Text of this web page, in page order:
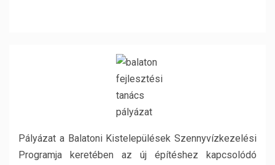
Pályázat a Balatoni Kistelepülések Szennyvízkezelési
Programja keretében az új építéshez kapcsolódó